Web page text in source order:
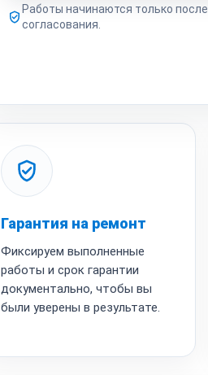
Работы начинаются только после
согласования.
Гарантия на ремонт
Фиксируем выполненные
работы и срок гарантии
документально, чтобы вы
были уверены в результате.